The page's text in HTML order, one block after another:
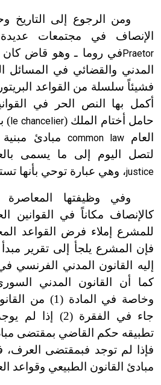
ومن الرجوع إلى التاريخ
الإنصاف في مجتمعات عديدة
Praetor في روما ـ وهو قاض كان
المدني والقضائي في المسائل
فشيئاً سلسلة من القواعد
أكمل بها النص الحر في
حامل أختام الملك (le chancelier
)
العامcommon law مبادئ
لتصل اليوم إلى ما يسمى
justice، وهي عبارة توحي بأنها
وفي وظيفتها المعاصرة
كالإنصاف مكاناً في القوانين
للمشرع إملاء فرض القواعد
فإن المشرع يلجأ إلى تقرير مبدأ
إليه القانون المدني الفرنسي
كما أن القانون المدني
وخاصة في
جاء في الفقرة
تطبيقه حكم القاضي بمقتضى
فإذا لم توجد فبمقتضى العرف،
مبادئ القانون الطبيعي وقواعد